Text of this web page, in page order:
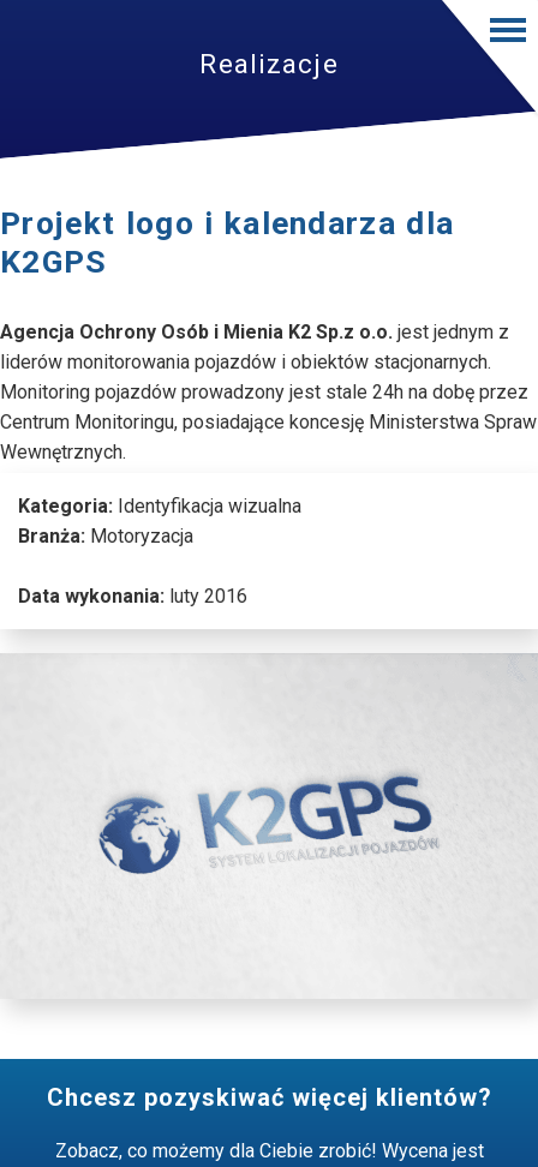
Realizacje
Projekt logo i kalendarza dla
K2GPS
Agencja Ochrony Osób i Mienia K2 Sp.z o.o. jest jednym z
liderów monitorowania pojazdów i obiektów stacjonarnych.
Monitoring pojazdów prowadzony jest stale 24h na dobę przez
Centrum Monitoringu, posiadające koncesję Ministerstwa Spraw
Wewnętrznych.
Kategoria: Identyfikacja wizualna
Branża: Motoryzacja
Data wykonania: luty 2016
Chcesz pozyskiwać więcej klientów?
Zobacz, co możemy dla Ciebie zrobić! Wycena jest